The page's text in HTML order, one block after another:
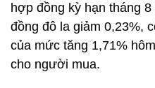
hợp đồng kỳ hạn tháng
đồng đô la giảm 0,23%,
của mức tăng 1,71%
cho người mua.